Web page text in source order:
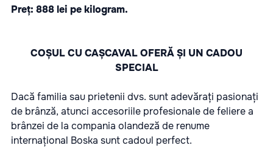
Preț: 888 lei pe kilogram.
COȘUL CU CAȘCAVAL OFERĂ ȘI UN CADOU
SPECIAL
Dacă familia sau prietenii dvs. sunt adevărați pasionați
de brânză, atunci accesoriile profesionale de feliere a
brânzei de la compania olandeză de renume
internațional Boska sunt cadoul perfect.